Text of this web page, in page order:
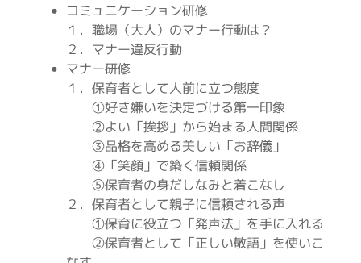
コミュニケーション研修
１．職場（大人）のマナー行動は？
２．マナー違反行動
マナー研修
１．保育者として人前に立つ態度
①好き嫌いを決定づける第一印象
②よい「挨拶」から始まる人間関係
③品格を高める美しい「お辞儀」
④「笑顔」で築く信頼関係
⑤保育者の身だしなみと着こなし
２．保育者として親子に信頼される声
①保育に役立つ「発声法」を手に入れる
②保育者として「正しい敬語」を使いこ